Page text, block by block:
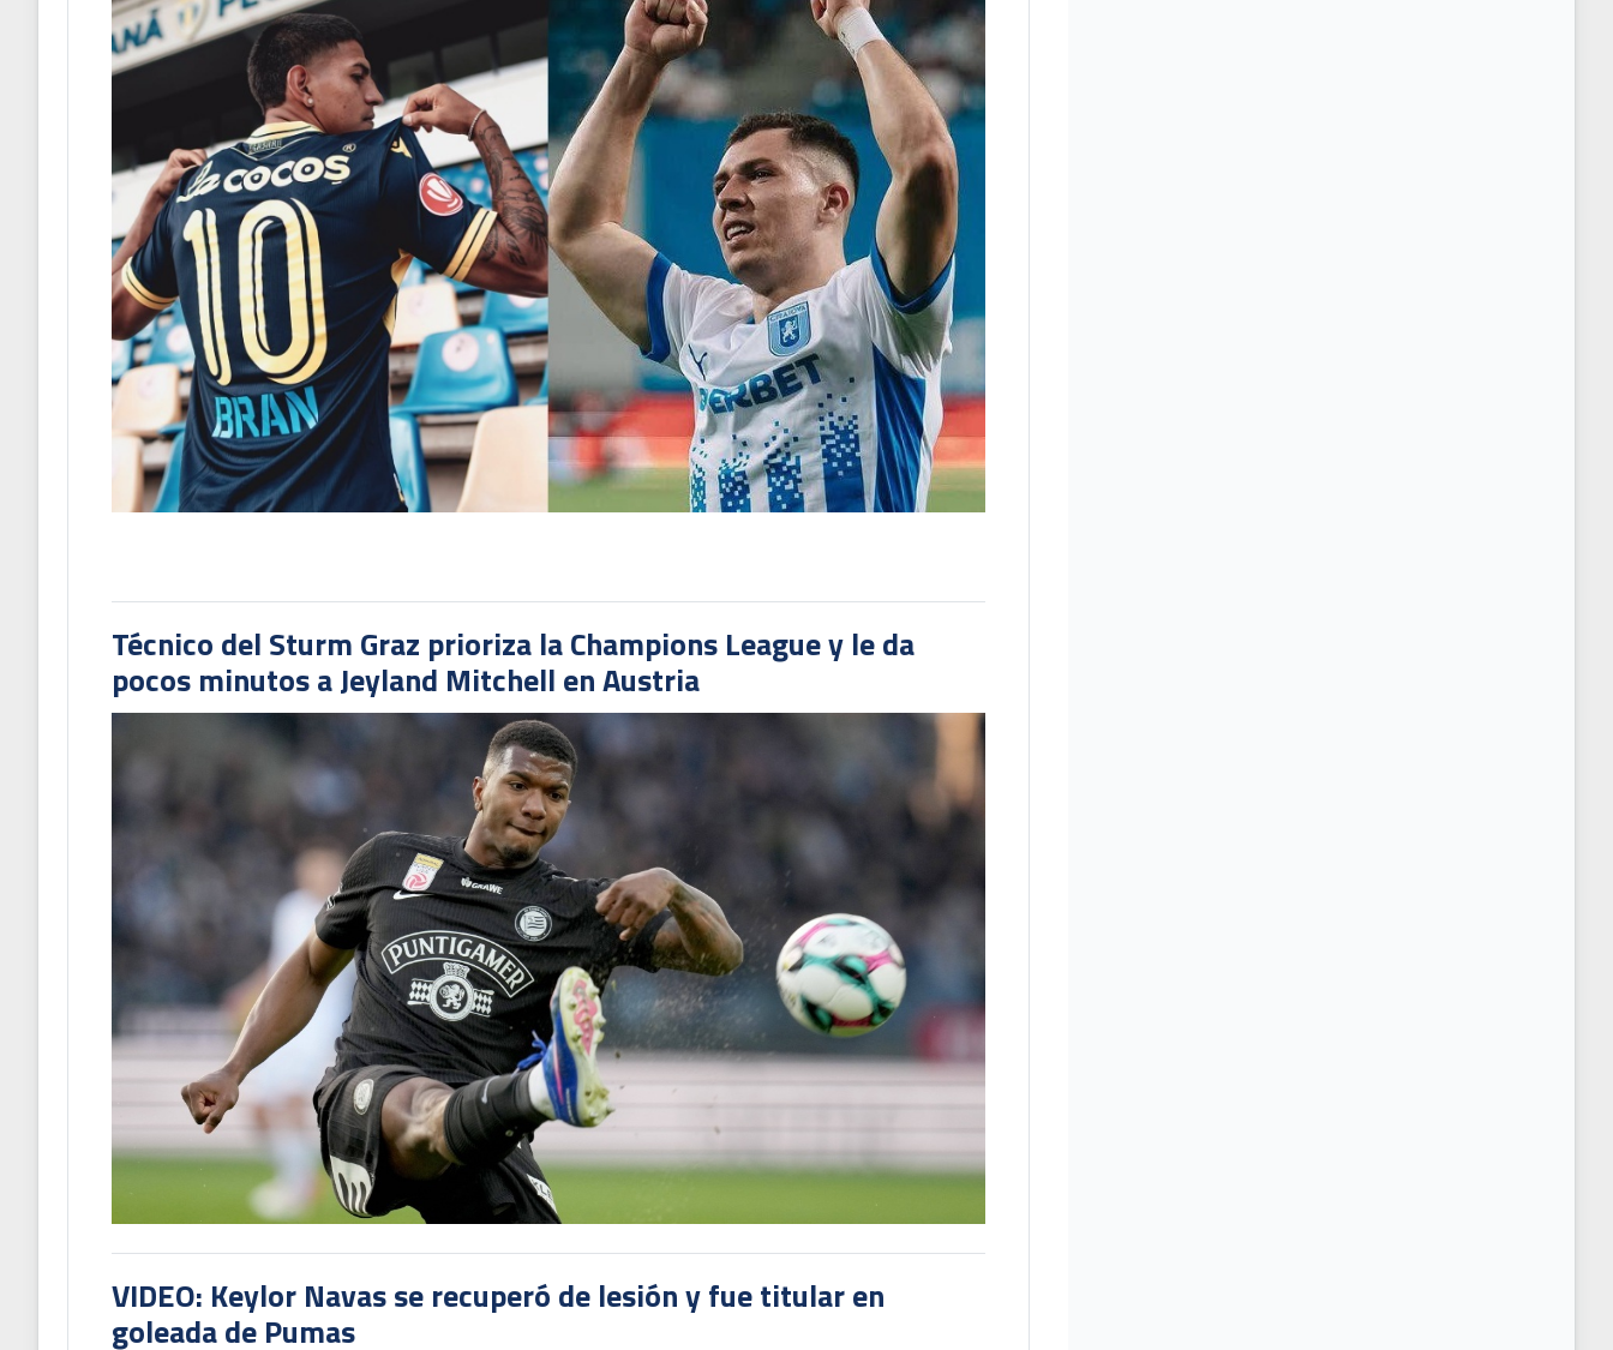
Técnico del Sturm Graz prioriza la Champions League y le da
pocos minutos a Jeyland Mitchell en Austria
VIDEO: Keylor Navas se recuperó de lesión y fue titular en
goleada de Pumas